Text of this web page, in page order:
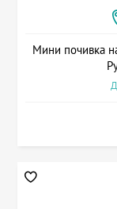
Мини почивка